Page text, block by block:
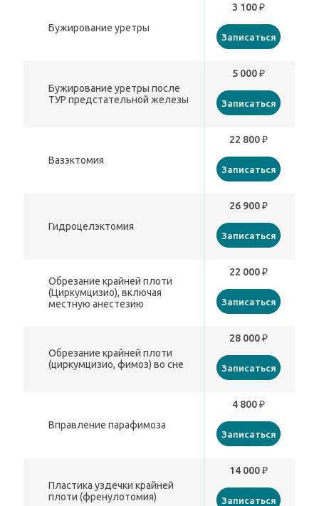
Бужирование уретры
3 100 ₽
Записаться
Бужирование уретры после
ТУР предстательной железы
5 000 ₽
Записаться
Вазэктомия
22 800 ₽
Записаться
Гидроцелэктомия
26 900 ₽
Записаться
Обрезание крайней плоти
(Циркумцизио), включая
местную анестезию
22 000 ₽
Записаться
Обрезание крайней плоти
(циркумцизио, фимоз) во сне
28 000 ₽
Записаться
Вправление парафимоза
4 800 ₽
Записаться
Пластика уздечки крайней
плоти (френулотомия)
14 000 ₽
Записаться